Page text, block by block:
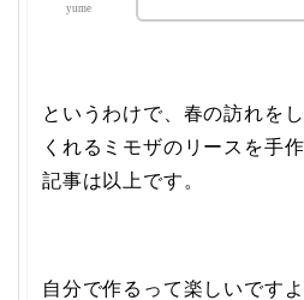
yume
というわけで、春の訪れを
くれるミモザのリースを手
記事は以上です。
自分で作るって楽しいです